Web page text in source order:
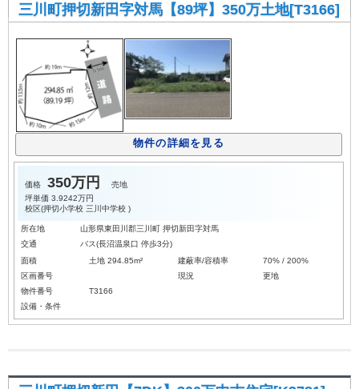
三川町押切新田字対馬【89坪】350万土地[T3166]
物件の詳細を見る
価格 350万円
売地
坪単価 3.9242万円
校区(押切小学校 三川中学校 )
所在地
山形県東田川郡三川町 押切新田字対馬
交通
バス(長沼温泉口 停歩3分)
面積
土地 294.85m² 建蔽率/容積率
70% / 200%
区画番号
現況
更地
物件番号
T3166
設備・条件